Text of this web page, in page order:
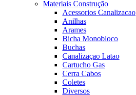
Materiais Construção
Acessorios Canalizacao
Anilhas
Arames
Bicha Monobloco
Buchas
Canalizaçao Latao
Cartucho Gas
Cerra Cabos
Coletes
Diversos